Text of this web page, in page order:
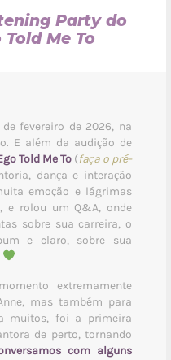
Party do
Me To
fevereiro de 2026, na
E além da audição de
Told Me To (faça o pré-
dança e interação
emoção e lágrimas
e rolou um Q&A, onde
sobre sua carreira, o
e claro, sobre sua
extremamente
mas também para
muitos, foi a primeira
de perto, tornando
com alguns